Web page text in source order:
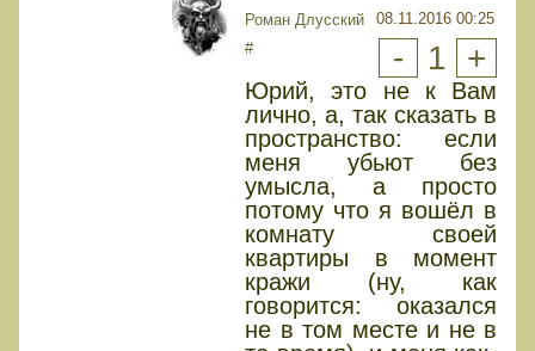
Роман Длусский
08.11.2016 00:25
#
- 1 +
Юрий, это не к Вам
лично, а, так сказать в
пространство: если
меня убьют без
умысла, а просто
потому что я вошёл в
комнату своей
квартиры в момент
кражи (ну, как
говорится: оказался
не в том месте и не в